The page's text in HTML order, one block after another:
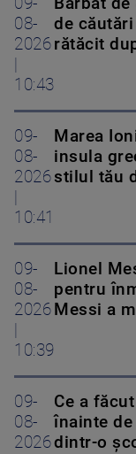
08-
2026
10:43
de
rătăcit
09-
08-
2026
10:41
Marea
insula
stilul tău
09-
08-
2026
10:39
Lionel
pentru
Messi a
09-
08-
2026
Ce a
înainte
dintr-o